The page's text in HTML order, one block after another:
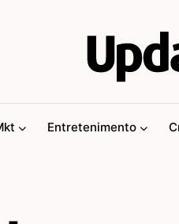
Entretenimento